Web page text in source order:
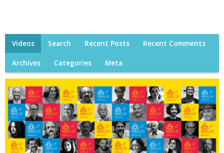
Videos Search Recent Posts Recent Comments
Archives Categories Meta